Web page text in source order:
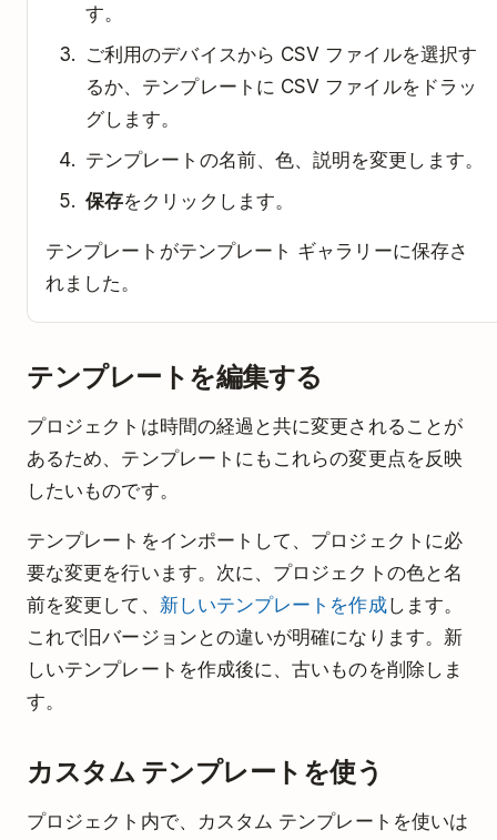
す。
ご利用のデバイスから CSV ファイルを選択す
るか、テンプレートに CSV ファイルをドラッ
グします。
テンプレートの名前、色、説明を変更します。
保存をクリックします。
テンプレートがテンプレート ギャラリーに保存さ
れました。
テンプレートを編集する
プロジェクトは時間の経過と共に変更されることが
あるため、テンプレートにもこれらの変更点を反映
したいものです。
テンプレートをインポートして、プロジェクトに必
要な変更を行います。次に、プロジェクトの色と名
前を変更して、 新しいテンプレートを作成します。
これで旧バージョンとの違いが明確になります。新
しいテンプレートを作成後に、古いものを削除しま
す。
カスタム テンプレートを使う
プロジェクト内で、カスタム テンプレートを使いは